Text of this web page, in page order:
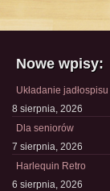
Nowe wpisy:
Układanie jadłospisu
8 sierpnia, 2026
Dla seniorów
7 sierpnia, 2026
Harlequin Retro
6 sierpnia, 2026